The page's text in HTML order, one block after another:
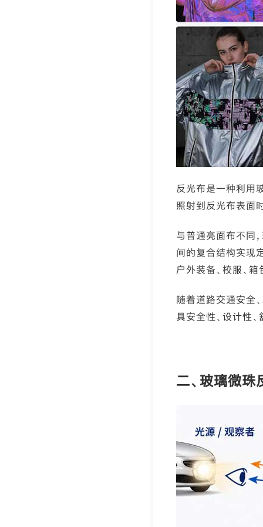
反光布是一种利用
照射到反光布表面
与普通亮面布不同
间的复合结构实现
户外装备、校服、
随着道路交通安全
具安全性、设计性
二、玻璃微